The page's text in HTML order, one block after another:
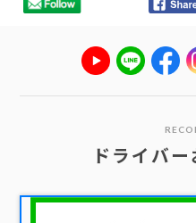
ドライバ